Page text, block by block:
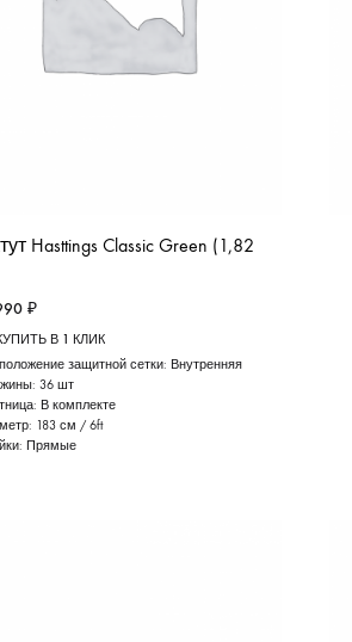
Hasttings Classic Green (1,82
₽
В 1 КЛИК
защитной сетки: Внутренняя
36 шт
В комплекте
183 см / 6ft
Прямые